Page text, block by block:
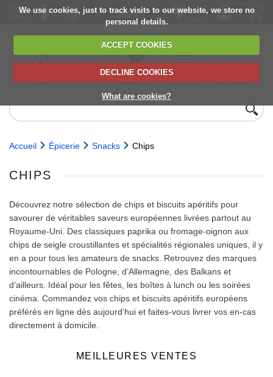
We use cookies, just to track visits to our website, we store no
personal details.
ACCEPT COOKIES
DECLINE COOKIES
What are cookies?
delivery
6,000+ products
Direct import
from Europe
Choose your
delivery date
next orders
Accueil Épicerie Snacks Chips
CHIPS
Découvrez notre sélection de chips et biscuits apéritifs pour
savourer de véritables saveurs européennes livrées partout au
Royaume‑Uni. Des classiques paprika ou fromage‑oignon aux
chips de seigle croustillantes et spécialités régionales uniques, il y
en a pour tous les amateurs de snacks. Retrouvez des marques
incontournables de Pologne, d’Allemagne, des Balkans et
d’ailleurs. Idéal pour les fêtes, les boîtes à lunch ou les soirées
cinéma. Commandez vos chips et biscuits apéritifs européens
préférés en ligne dès aujourd’hui et faites‑vous livrer vos en-cas
directement à domicile.
MEILLEURES VENTES